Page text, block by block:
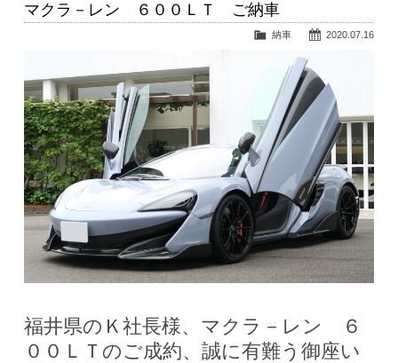
マクラ－レン ６００ＬＴ ご納車
2020.07.16
納車
福井県のＫ社長様、マクラ－レン ６
００ＬＴのご成約、誠に有難う御座い